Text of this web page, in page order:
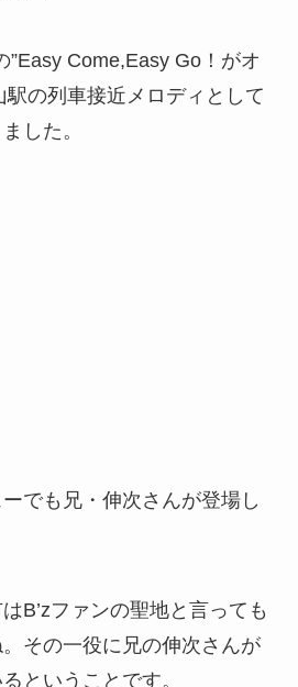
”Easy Come,Easy Go！がオ
の列車接近メロディとして
した。
でも兄・伸次さんが登場し
B’zファンの聖地と言っても
その一役に兄の伸次さんが
ということです。